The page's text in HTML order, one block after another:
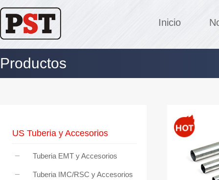
Inicio
Productos
US Tuberia y Accesorios
Tuberia EMT y Accesorios
Tuberia IMC/RSC y Accesorios